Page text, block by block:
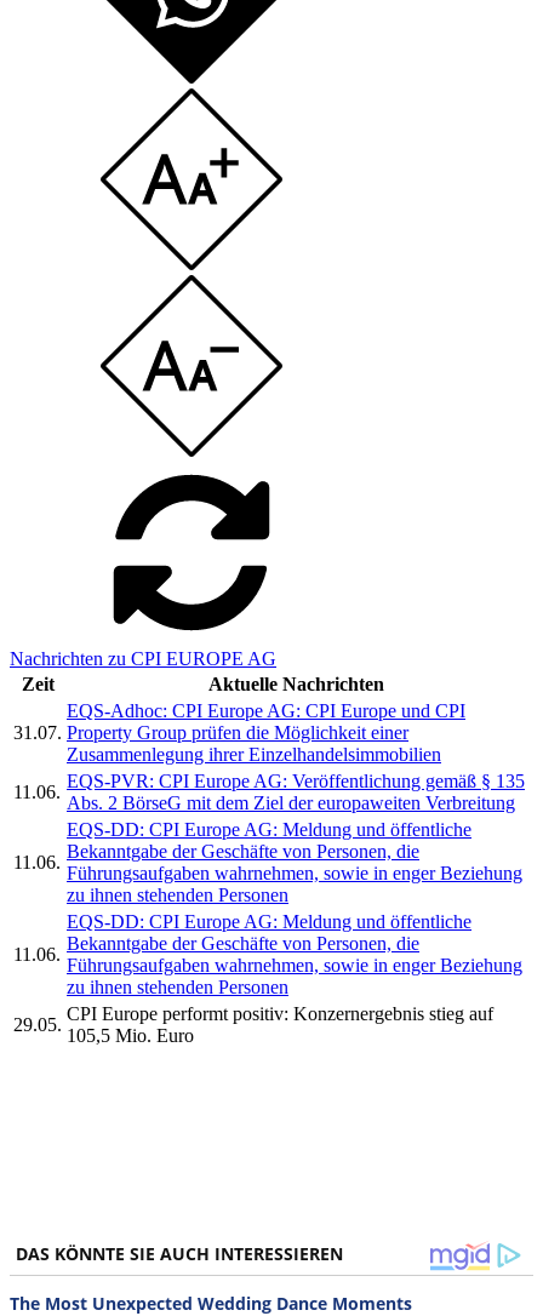
Nachrichten zu CPI EUROPE AG
Zeit
Aktuelle Nachrichten
31.07.
EQS-Adhoc: CPI Europe AG: CPI Europe und CPI
Property Group prüfen die Möglichkeit einer
Zusammenlegung ihrer Einzelhandelsimmobilien
11.06.
EQS-PVR: CPI Europe AG: Veröffentlichung gemäß § 135
Abs. 2 BörseG mit dem Ziel der europaweiten Verbreitung
11.06.
EQS-DD: CPI Europe AG: Meldung und öffentliche
Bekanntgabe der Geschäfte von Personen, die
Führungsaufgaben wahrnehmen, sowie in enger Beziehung
zu ihnen stehenden Personen
11.06.
EQS-DD: CPI Europe AG: Meldung und öffentliche
Bekanntgabe der Geschäfte von Personen, die
Führungsaufgaben wahrnehmen, sowie in enger Beziehung
zu ihnen stehenden Personen
29.05.
CPI Europe performt positiv: Konzernergebnis stieg auf
105,5 Mio. Euro